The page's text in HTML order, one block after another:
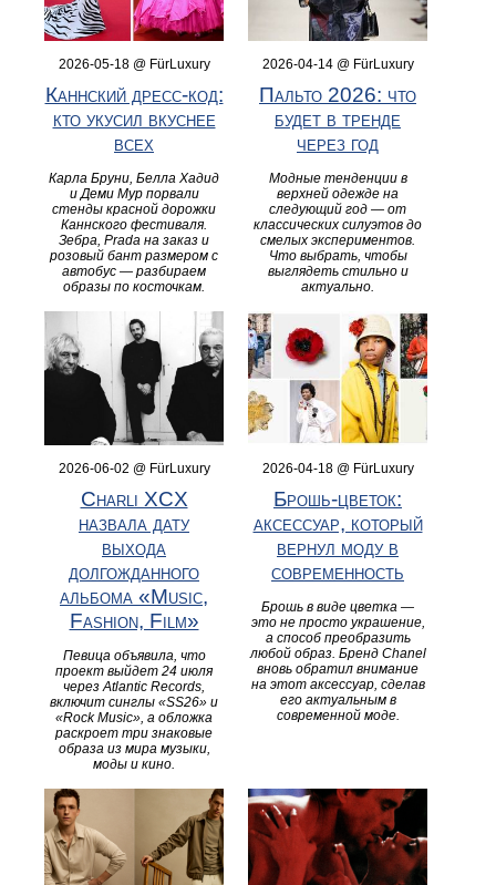
2026-05-18 @ FürLuxury
Каннский дресс-код:
кто укусил вкуснее
всех
Карла Бруни, Белла Хадид
и Деми Мур порвали
стенды красной дорожки
Каннского фестиваля.
Зебра, Prada на заказ и
розовый бант размером с
автобус — разбираем
образы по косточкам.
2026-04-14 @ FürLuxury
Пальто 2026: что
будет в тренде
через год
Модные тенденции в
верхней одежде на
следующий год — от
классических силуэтов до
смелых экспериментов.
Что выбрать, чтобы
выглядеть стильно и
актуально.
2026-06-02 @ FürLuxury
Charli XCX
назвала дату
выхода
долгожданного
альбома «Music,
Fashion, Film»
Певица объявила, что
проект выйдет 24 июля
через Atlantic Records,
включит синглы «SS26» и
«Rock Music», а обложка
раскроет три знаковые
образа из мира музыки,
моды и кино.
2026-04-18 @ FürLuxury
Брошь-цветок:
аксессуар, который
вернул моду в
современность
Брошь в виде цветка —
это не просто украшение,
а способ преобразить
любой образ. Бренд Chanel
вновь обратил внимание
на этот аксессуар, сделав
его актуальным в
современной моде.